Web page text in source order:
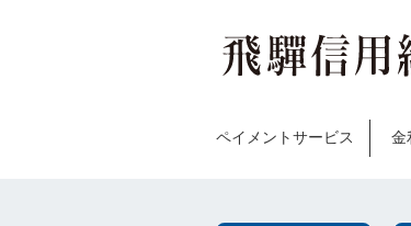
ペイメントサービス 金